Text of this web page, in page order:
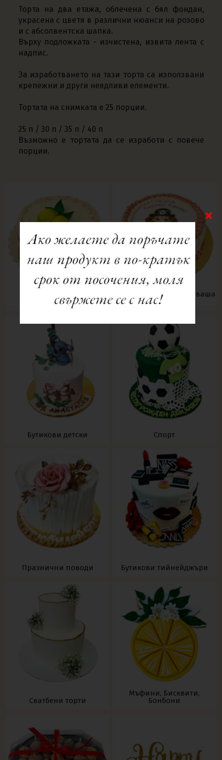
Торта на два етажа, облечена с бял фондан,
украсена с цветя в различни нюанси на розово
и с абсолвентска шапка.
Върху подложката - изчистена, извита лента с
надпис.
За изработването на тази торта са използвани
крепежни и други неядливи елементи.
Тортата на снимката е 25 порции.
25 п / 30 п / 35 п / 40 п
Възможно е тортата да се изработи с повече
порции.
Торти, рула, десерти
Фото торти - може и с ваша
снимка
Бутикови детски Спорт
Празнични поводи Бутикови тийнейджъри
Сватбени торти
Мъфини, Бисквити,
Бонбони